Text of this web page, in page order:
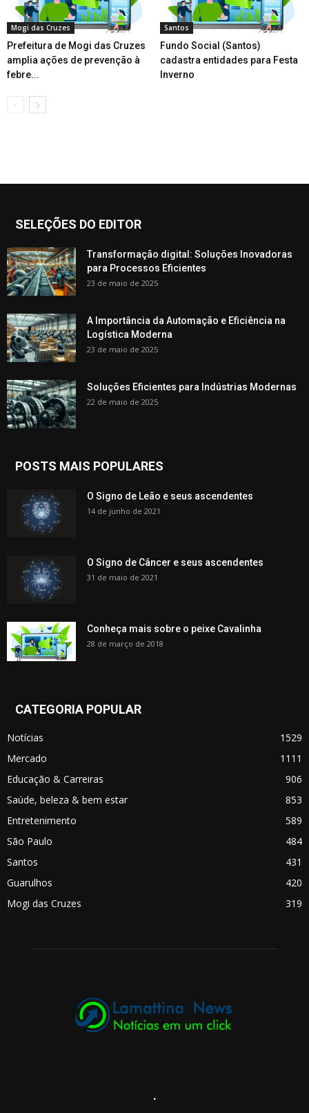
Mogi das Cruzes
Prefeitura de Mogi das Cruzes
amplia ações de prevenção à
febre...
Santos
Fundo Social (Santos)
cadastra entidades para Festa
Inverno
SELEÇÕES DO EDITOR
Transformação digital: Soluções Inovadoras
para Processos Eficientes
23 de maio de 2025
A Importância da Automação e Eficiência na
Logística Moderna
23 de maio de 2025
Soluções Eficientes para Indústrias Modernas
22 de maio de 2025
POSTS MAIS POPULARES
O Signo de Leão e seus ascendentes
14 de junho de 2021
O Signo de Câncer e seus ascendentes
31 de maio de 2021
Conheça mais sobre o peixe Cavalinha
28 de março de 2018
CATEGORIA POPULAR
Notícias
1529
Mercado
1111
Educação & Carreiras
906
Saúde, beleza & bem estar
853
Entretenimento
589
São Paulo
484
Santos
431
Guarulhos
420
Mogi das Cruzes
319
.